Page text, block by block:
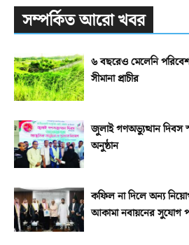
সম্পর্কিত আরো খবর
৬ বছরেও মেলেনি
সীমানা প্রাচীর
জুলাই গণঅভ্যুত্থান দিবস
অনুষ্ঠান
কফিল না দিলে অন্য
আকামা নবায়নের সুযোগ